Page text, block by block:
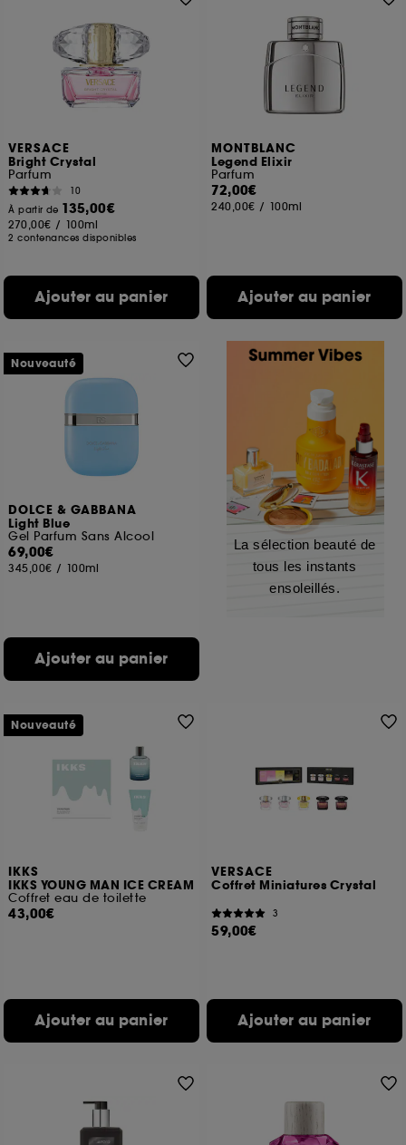
VERSACE
Bright Crystal
Parfum
10
À partir de 135,00€
270,00€ / 100ml
2 contenances disponibles
Ajouter au panier
MONTBLANC
Legend Elixir
Parfum
72,00€
240,00€ / 100ml
Ajouter au panier
DOLCE & GABBANA
Light Blue
Gel Parfum Sans Alcool
69,00€
345,00€ / 100ml
Ajouter au panier
Nouveauté
La sélection beauté de
tous les instants
ensoleillés.
IKKS
IKKS YOUNG MAN ICE CREAM
Coffret eau de toilette
43,00€
Ajouter au panier
Nouveauté
VERSACE
Coffret Miniatures Crystal
3
59,00€
Ajouter au panier